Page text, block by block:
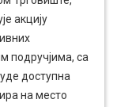
акцију
подручјима, са
доступна
на место